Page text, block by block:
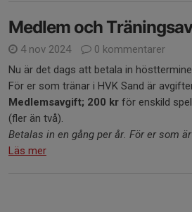
Medlem och
4 nov 2024
0 kommentarer
Nu är det dags att betala in
För er som tränar i HVK Sand är
Medlemsavgift; 200 kr för enskild
(fler än två).
Betalas in en gång per år. För er som
Läs mer